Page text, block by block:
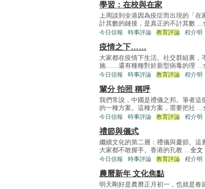
學習：在校與在家
上周談到全港因為疫症而出現的「在
計其數的鏈接，是真正的不計其數 ...
今日信報 時事評論 教育評論 程介明
疫情之下……
大家都在疫情下生活。社交群組裏
施……還有種種對於新型病毒的理 ...
今日信報 時事評論 教育評論 程介明
輩分 拍照 稱呼
我們常說，中國是禮儀之邦。筆者
的一種方案。這種方案，需要把社 ...
今日信報 時事評論 教育評論 程介明
禮節與儀式
繼續文化的第二層：禮儀與慶節。這
大家都不敢握手。香港的孔教 ...全文
今日信報 時事評論 教育評論 程介明
農曆新年 文化焦點
明天剛好是農曆正月初一，也就是春